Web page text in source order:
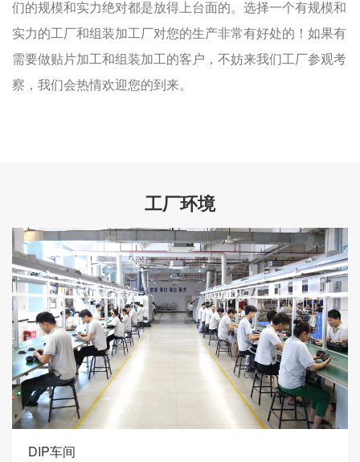
们的规模和实力绝对都是放得上台面的。选择一个有规模和
实力的工厂和组装加工厂对您的生产非常有好处的！如果有
需要做贴片加工和组装加工的客户，不妨来我们工厂参观考
察，我们会热情欢迎您的到来。
工厂环境
DIP车间